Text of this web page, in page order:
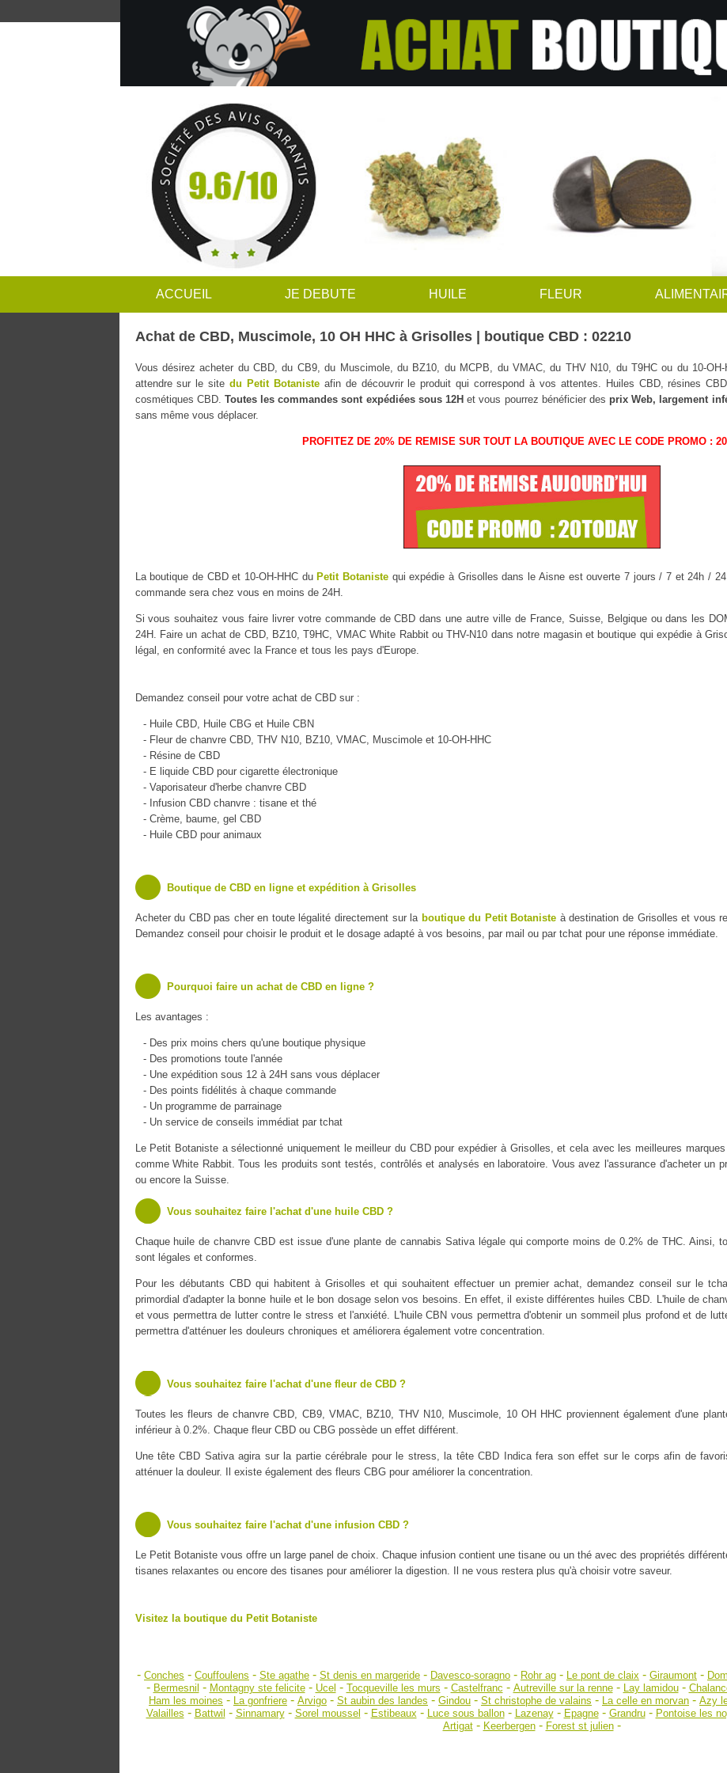
ACCUEIL JE DEBUTE HUILE FLEUR
Achat de CBD, Muscimole, 10 OH HHC à Grisolles | boutique CBD : 02210
Vous désirez acheter du CBD, du CB9, du Muscimole, du BZ10, du MCPB, du VMAC, du THV N10, du T9HC ou du 10-OH-
attendre sur le sitedu Petit Botanisteafin de découvrir le produit qui correspond à vos attentes. Huiles CBD, résines
cosmétiques CBD. Toutes les commandes sont expédiées sous 12Het vous pourrez bénéficier des prix Web, largement
sans même vous déplacer.
PROFITEZ DE 20% DE REMISE SUR TOUT LA BOUTIQUE AVEC LE CODE PROMO :
La boutique de CBD et 10-OH-HHC du Petit Botaniste qui expédie à Grisolles dans le Aisne est ouverte 7 jours / 7 et 24h /
commande sera chez vous en moins de 24H.
Si vous souhaitez vous faire livrer votre commande de CBD dans une autre ville de France, Suisse, Belgique ou dans les
24H. Faire un achat de CBD, BZ10, T9HC, VMAC White Rabbit ou THV-N10 dans notre magasin et boutique qui expédie à
légal, en conformité avec la France et tous les pays d'Europe.
Demandez conseil pour votre achat de CBD sur :
- Huile CBD, Huile CBG et Huile CBN
- Fleur de chanvre CBD, THV N10, BZ10, VMAC, Muscimole et 10-OH-HHC
- Résine de CBD
- E liquide CBD pour cigarette électronique
- Vaporisateur d'herbe chanvre CBD
- Infusion CBD chanvre : tisane et thé
- Crème, baume, gel CBD
- Huile CBD pour animaux
Boutique de CBD en ligne et expédition à Grisolles
Acheter du CBD pas cher en toute légalité directement sur la boutique du Petit Botaniste à destination de Grisolles et vous
Demandez conseil pour choisir le produit et le dosage adapté à vos besoins, par mail ou par tchat pour une réponse immédiate.
Pourquoi faire un achat de CBD en ligne ?
Les avantages :
- Des prix moins chers qu'une boutique physique
- Des promotions toute l'année
- Une expédition sous 12 à 24H sans vous déplacer
- Des points fidélités à chaque commande
- Un programme de parrainage
- Un service de conseils immédiat par tchat
Le Petit Botaniste a sélectionné uniquement le meilleur du CBD pour expédier à Grisolles, et cela avec les meilleures
comme White Rabbit. Tous les produits sont testés, contrôlés et analysés en laboratoire. Vous avez l'assurance d'acheter un
ou encore la Suisse.
Vous souhaitez faire l'achat d'une huile CBD ?
Chaque huile de chanvre CBD est issue d'une plante de cannabis Sativa légale qui comporte moins de 0.2% de THC. Ainsi,
sont légales et conformes.
Pour les débutants CBD qui habitent à Grisolles et qui souhaitent effectuer un premier achat, demandez conseil sur le
primordial d'adapter la bonne huile et le bon dosage selon vos besoins. En effet, il existe différentes huiles CBD. L'huile de
et vous permettra de lutter contre le stress et l'anxiété. L'huile CBN vous permettra d'obtenir un sommeil plus profond et de
permettra d'atténuer les douleurs chroniques et améliorera également votre concentration.
Vous souhaitez faire l'achat d'une fleur de CBD ?
Toutes les fleurs de chanvre CBD, CB9, VMAC, BZ10, THV N10, Muscimole, 10 OH HHC proviennent également d'une
inférieur à 0.2%. Chaque fleur CBD ou CBG possède un effet différent.
Une tête CBD Sativa agira sur la partie cérébrale pour le stress, la tête CBD Indica fera son effet sur le corps afin de
atténuer la douleur. Il existe également des fleurs CBG pour améliorer la concentration.
Vous souhaitez faire l'achat d'une infusion CBD ?
Le Petit Botaniste vous offre un large panel de choix. Chaque infusion contient une tisane ou un thé avec des propriétés
tisanes relaxantes ou encore des tisanes pour améliorer la digestion. Il ne vous restera plus qu'à choisir votre saveur.
Visitez la boutique du Petit Botaniste
- Conches - Couffoulens - Ste agathe - St denis en margeride - Davesco-soragno - Rohr ag - Le pont de claix - Giraumont -
- Bermesnil - Montagny ste felicite- Ucel - Tocqueville les murs - Castelfranc - Autreville sur la renne- Lay lamidou-
Ham les moines - La gonfriere - Arvigo - St aubin des landes - Gindou - St christophe de valains - La celle en morvan - Azy
Valailles - Battwil - Sinnamary- Sorel moussel - Estibeaux - Luce sous ballon- Lazenay- Epagne- Grandru- Pontoise les
Artigat- Keerbergen- Forest st julien-